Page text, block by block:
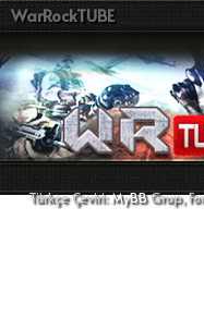
WarRockTUBE
Türkçe Çeviri:MyBBGrup,